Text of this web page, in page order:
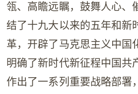
瓴、高瞻远瞩，鼓舞人心、
结了十九大以来的五年和新
革，开辟了马克思主义中国
明确了新时代新征程中国共
作出了一系列重要战略部署